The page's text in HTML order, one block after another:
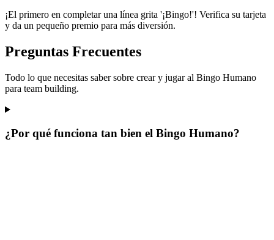
¡El primero en completar una línea grita '¡Bingo!'! Verifica su tarjeta
y da un pequeño premio para más diversión.
Preguntas Frecuentes
Todo lo que necesitas saber sobre crear y jugar al Bingo Humano
para team building.
¿Por qué funciona tan bien el Bingo Humano?